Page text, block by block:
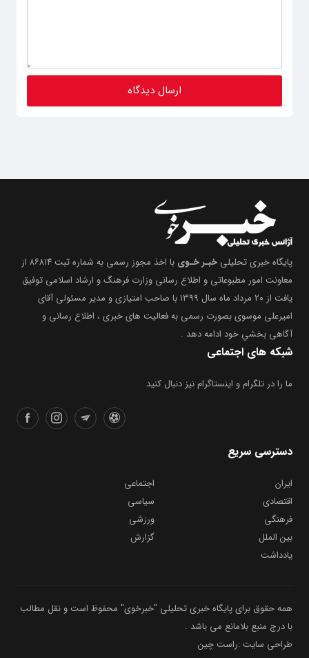
پایگاه خبری تحلیلی خبـر خـوی
با اخذ مجوز رسمی به شماره ثبت ۸۶۸۱۴ از
معاونت امور مطبوعاتی و اطلاع رسانی وزارت فرهنگ و ارشاد اسلامی توفیق
یافت از ۲۰ مرداد ماه سال ۱۳۹۹ با صاحب امتیازی و مدیر مسئولی آقای
امیرعلی موسوی بصورت رسمی به فعالیت های خبری ، اطلاع رسانی و
آگاهی بخشیِ خود ادامه دهد .
شبکه های اجتماعی
ما را در تلگرام و اینستاگرام نیز دنبال کنید
دسترسی سریع
ایران
اجتماعی
اقتصادی
سیاسی
فرهنگی
ورزشی
بین الملل
گزارش
یادداشت
همه حقوق برای پایگاه خبری تحلیلی "خبرخوی" محفوظ است و نقل مطالب
با درج منبع بلامانع می باشد .
طراحی سایت :راست چین